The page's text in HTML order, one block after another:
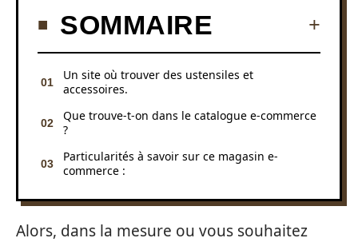
SOMMAIRE
Un site où trouver des ustensiles et
accessoires.
Que trouve-t-on dans le catalogue e-commerce
?
Particularités à savoir sur ce magasin e-
commerce :
Alors, dans la mesure ou vous souhaitez